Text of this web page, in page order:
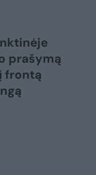
prašymą
frontą